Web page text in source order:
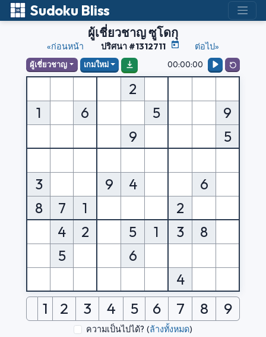
Sudoku Bliss
ผู้เชี่ยวชาญ ซูโดกุ
«ก่อนหน้า ปริศนา #1312711 ต่อไป»
ผู้เชี่ยวชาญ เกมใหม่ 00:00:00
2
1
6 5
9
9
5
3 9 4
6
8
7 1
2
4
2 5 1 3
8
5
6
4
1 2 3 4 5 6 7 8 9
ความเป็นไปได้? (ล้างทั้งหมด)